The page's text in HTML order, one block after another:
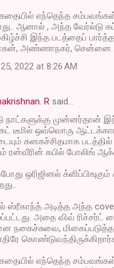
எந்தெந்த
ஆனால் , அந்த வேர்ல்டு
இந்த படத்தைப் பார்த்த
அண்ணாநகர், சென்னை.
2022 at 8:26 AM
R said…
நாட்களுக்கு முன்னர்தான்
டீமில் ஒவ்வொரு
கனகச்சிதமாக படத்தில்
ரன்வீரின் கபில் போலிங்
ஒரிஜினல்
ஸ்ரீகாந்த் அடித்த அந்த
அதை விவ் ரிச்சர்ட்
நகைச்சுவை,
எந்தெந்த